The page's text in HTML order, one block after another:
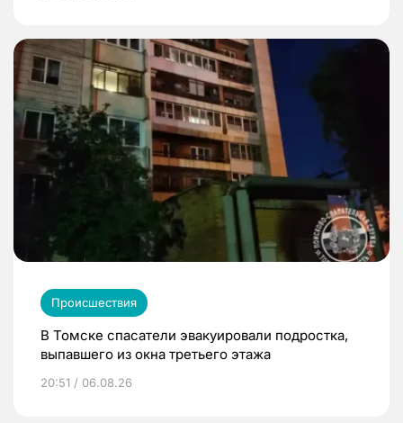
Происшествия
В Томске спасатели эвакуировали подростка,
выпавшего из окна третьего этажа
20:51 / 06.08.26